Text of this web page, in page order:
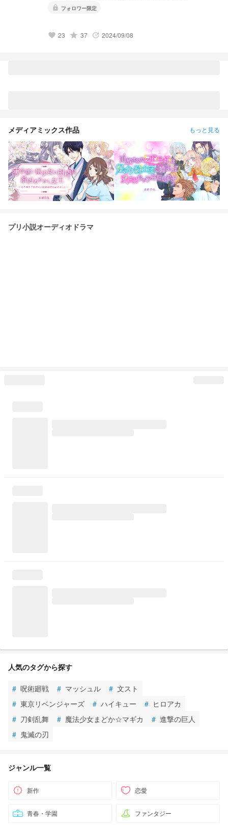
lock フォロワー限定
favorite 23 grade 37 update 2024/09/08
メディアミックス作品 もっと見る
プリ小説オーディオドラマ
人気のタグから探す
# 呪術廻戦 # マッシュル # 文スト
# 東京リベンジャーズ # ハイキュー # ヒロアカ
# 刀剣乱舞 # 魔法少女まどか☆マギカ # 進撃の巨人
# 鬼滅の刃
ジャンル一覧
新作 恋愛
青春・学園 ファンタジー